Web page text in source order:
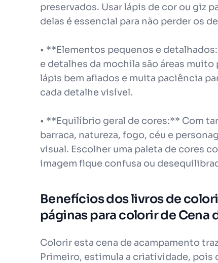
preservados. Usar lápis de cor ou giz
delas é essencial para não perder os
• **Elementos pequenos e
e detalhes da mochila são áreas
lápis bem afiados e muita paciência
cada detalhe visível.
• **Equilíbrio geral de cores:** Com
barraca, natureza, fogo, céu e
visual. Escolher uma paleta de cores
imagem fique confusa ou
Benefícios dos livros de
páginas para colorir de Cena
Colorir esta cena de acampamento
Primeiro, estimula a criatividade, pois